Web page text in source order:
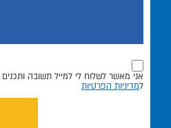
אני מאשר לשלוח לי למייל תשובה ותכנים
למדיניות הפרטיות